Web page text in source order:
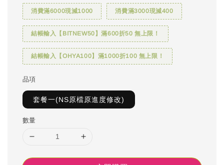
消費滿6000現減1000 消費滿3000現減400
結帳輸入【BITNEW50】滿600折50 無上限！
結帳輸入【OHYA100】滿1000折100 無上限！
品項
套餐一(NS原檔原進度修改)
數量